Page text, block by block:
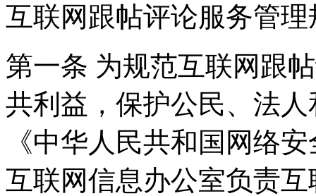
互联网跟帖评论服务管理
第一条 为规范互联网跟
共利益，保护公民、法
《中华人民共和国网络
互联网信息办公室负责